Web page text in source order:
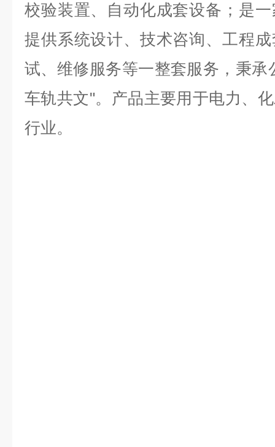
校验装置、自动化成套设备；是
提供系统设计、技术咨询、工程
试、维修服务等一整套服务，秉承
车轨共文"。产品主要用于电力、
行业。